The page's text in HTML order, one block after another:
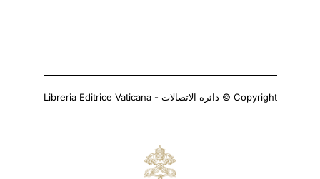
Copyright © دائرة الاتصالات - Libreria Editrice Vaticana